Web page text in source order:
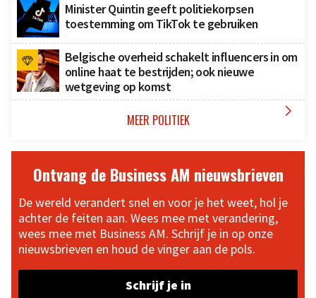
Minister Quintin geeft politiekorpsen
toestemming om TikTok te gebruiken
Belgische overheid schakelt influencers in om
online haat te bestrijden; ook nieuwe
wetgeving op komst
MEER POLITIEK 
Ontvang de Business AM nieuwsbrieven
De wereld verandert snel en voor je het weet, hol je
achter de feiten aan. Wees mee met verandering,
wees mee met Business AM. Schrijf je in op onze
nieuwsbrieven en houd de vinger aan de pols.
Schrijf je in